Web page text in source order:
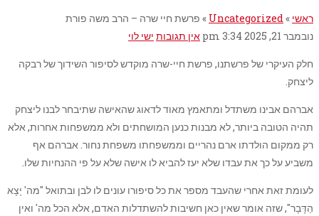
ראשי »
Uncategorized
» פרשת חיי שרה – הרב משה פורת
נובמבר 21, 2025
3:34 pm אין תגובות ישי לוי
חלק העיקרי של פרשתנו, פרשת חיי-שרה מוקדש לסיפור השידוך של רבקה
ליצחק.
אברהם אבינו משתדל ומתאמץ מאוד לדאוג שהאישה שתיבחר לבנו ליצחק
תהיה הטובה ביותר, לא מבנות כנען המושחתים ולא ממשפחות אחרות, אלא
רק ממקום הולדתו ארם נהריים וממשפחתו משפחת נחור. אברהם אף
משביע על כך את עבדו שלא יעז להביא לו אישה שלא על פי ההנחיות שלו.
לעומת זאת אחרי שהעבד מספר את כל סיפורו עונים לו לבן ובתואל "מה' יָצָא
הַדָּבָר", שזה אומר שאין כאן חשיבות להשתדלות האדם, אלא הכל מה' ואין